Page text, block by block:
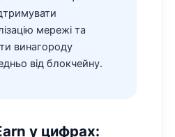
мережі та
винагороду
від блокчейну.
у цифрах: